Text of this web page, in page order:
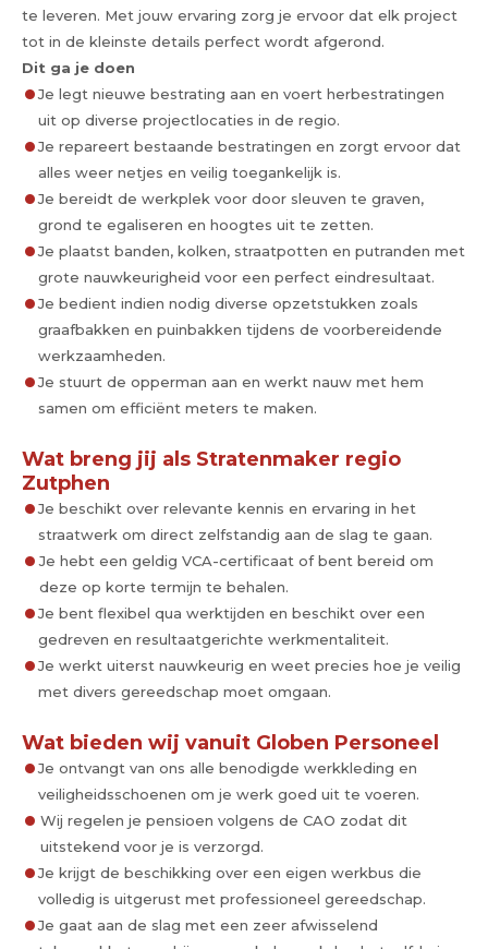
te leveren. Met jouw ervaring zorg je ervoor dat elk project
tot in de kleinste details perfect wordt afgerond.
Dit ga je doen
Je legt nieuwe bestrating aan en voert herbestratingen
uit op diverse projectlocaties in de regio.
Je repareert bestaande bestratingen en zorgt ervoor dat
alles weer netjes en veilig toegankelijk is.
Je bereidt de werkplek voor door sleuven te graven,
grond te egaliseren en hoogtes uit te zetten.
Je plaatst banden, kolken, straatpotten en putranden met
grote nauwkeurigheid voor een perfect eindresultaat.
Je bedient indien nodig diverse opzetstukken zoals
graafbakken en puinbakken tijdens de voorbereidende
werkzaamheden.
Je stuurt de opperman aan en werkt nauw met hem
samen om efficiënt meters te maken.
Wat breng jij als Stratenmaker regio
Zutphen
Je beschikt over relevante kennis en ervaring in het
straatwerk om direct zelfstandig aan de slag te gaan.
Je hebt een geldig VCA-certificaat of bent bereid om
deze op korte termijn te behalen.
Je bent flexibel qua werktijden en beschikt over een
gedreven en resultaatgerichte werkmentaliteit.
Je werkt uiterst nauwkeurig en weet precies hoe je veilig
met divers gereedschap moet omgaan.
Wat bieden wij vanuit Globen Personeel
Je ontvangt van ons alle benodigde werkkleding en
veiligheidsschoenen om je werk goed uit te voeren.
Wij regelen je pensioen volgens de CAO zodat dit
uitstekend voor je is verzorgd.
Je krijgt de beschikking over een eigen werkbus die
volledig is uitgerust met professioneel gereedschap.
Je gaat aan de slag met een zeer afwisselend